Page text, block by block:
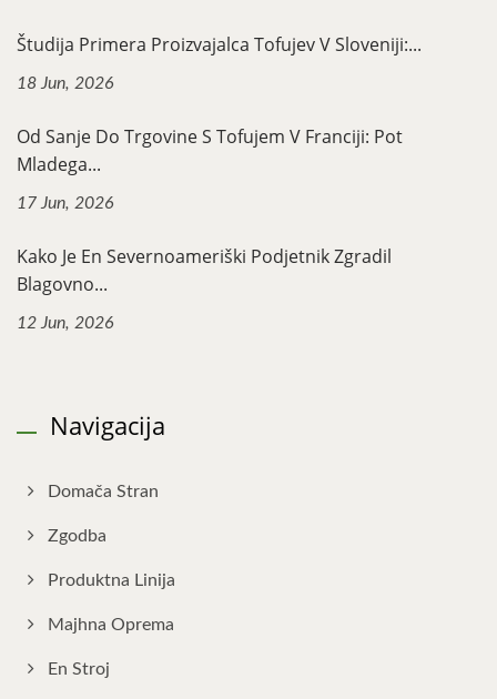
Študija Primera Proizvajalca Tofujev V Sloveniji:...
18 Jun, 2026
Od Sanje Do Trgovine S Tofujem V Franciji: Pot
Mladega...
17 Jun, 2026
Kako Je En Severnoameriški Podjetnik Zgradil
Blagovno...
12 Jun, 2026
Navigacija
Domača Stran
Zgodba
Produktna Linija
Majhna Oprema
En Stroj